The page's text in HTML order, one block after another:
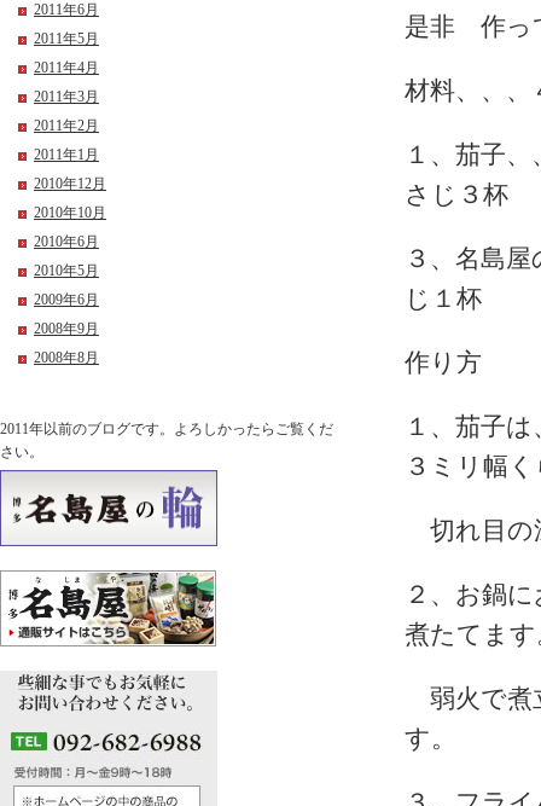
是非 作っ
材料、、、
１、茄子
さじ３杯
３、名島
じ１杯
作り方
１、茄子
３ミリ幅
切れ目の
２、お鍋
煮たてま
弱火で煮
す。
2011年6月
2011年5月
2011年4月
2011年3月
2011年2月
2011年1月
2010年12月
2010年10月
2010年6月
2010年5月
2009年6月
2008年9月
2008年8月
2011年以前のブログです。よろしかったらご覧くだ
さい。